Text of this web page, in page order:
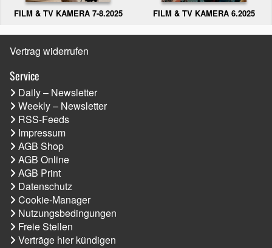
FILM & TV KAMERA 7-8.2025 FILM & TV KAMERA 6.2025
Vertrag widerrufen
Service
Daily – Newsletter
Weekly – Newsletter
RSS-Feeds
Impressum
AGB Shop
AGB Online
AGB Print
Datenschutz
Cookie-Manager
Nutzungsbedingungen
Freie Stellen
Verträge hier kündigen